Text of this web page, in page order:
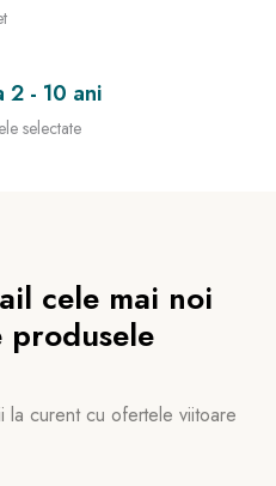
2 - 10 ani
selectate
cele mai noi
la curent cu ofertele viitoare